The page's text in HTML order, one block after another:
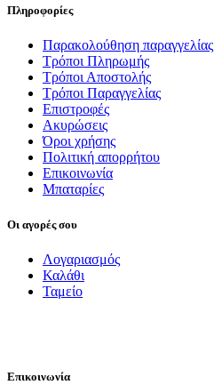
Πληροφορίες
Παρακολούθηση παραγγελίας
Τρόποι Πληρωμής
Τρόποι Αποστολής
Τρόποι Παραγγελίας
Επιστροφές
Ακυρώσεις
Όροι χρήσης
Πολιτική απορρήτου
Επικοινωνία
Μπαταρίες
Οι αγορές σου
Λογαριασμός
Καλάθι
Ταμείο
Επικοινωνία